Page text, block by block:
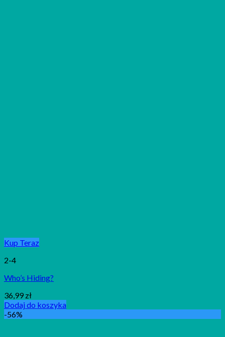
Kup Teraz
2-4
Who’s Hiding?
36,99 zł
Dodaj do koszyka
-56%